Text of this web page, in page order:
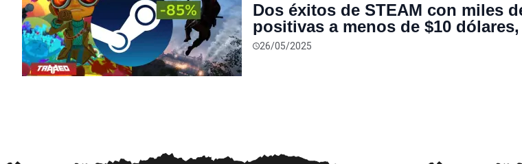
Dos éxitos de STEAM con miles
positivas a menos de $10
hasta un 85%
26/05/2025